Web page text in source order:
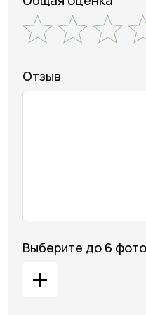
Отзыв
Выберите до 6 фото